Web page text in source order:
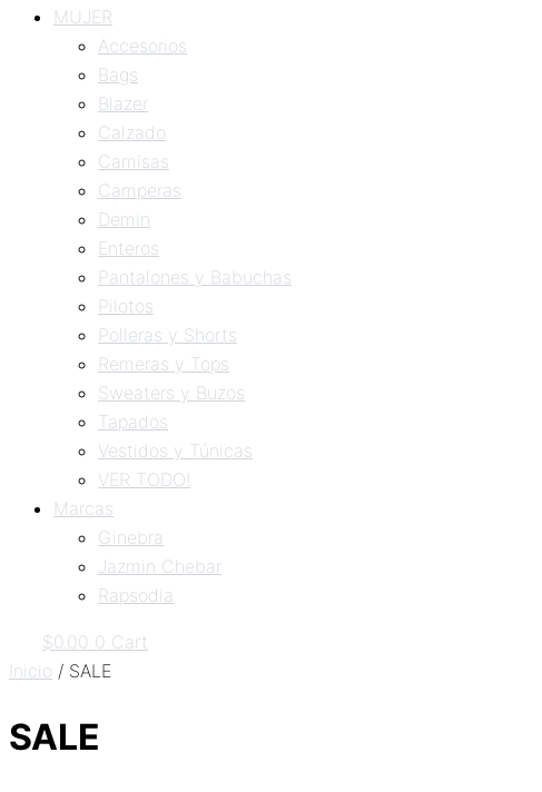
MUJER
Accesorios
Bags
Blazer
Calzado
Camisas
Camperas
Demin
Enteros
Pantalones y Babuchas
Pilotos
Polleras y Shorts
Remeras y Tops
Sweaters y Buzos
Tapados
Vestidos y Túnicas
VER TODO!
Marcas
Ginebra
Jazmin Chebar
Rapsodia
$0.00 0 Cart
Inicio / SALE
SALE